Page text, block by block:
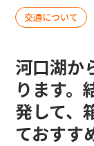
交通について
河口湖か
ります。
発して、
ておすす